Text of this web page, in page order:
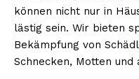
können nicht nur in
lästig sein. Wir bieten
Bekämpfung von
Schnecken, Motten